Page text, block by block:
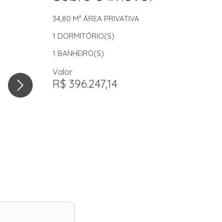
34,80 M² ÁREA PRIVATIVA
1 DORMITÓRIO(S)
1 BANHEIRO(S)
Valor
R$ 396.247,14